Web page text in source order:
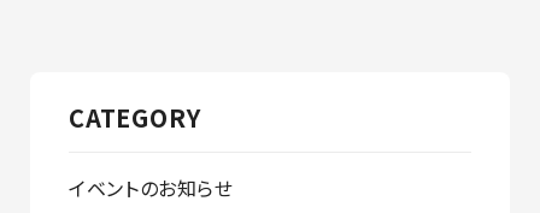
CATEGORY
イベントのお知らせ